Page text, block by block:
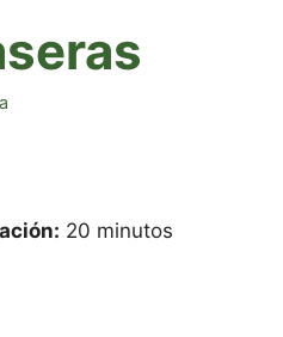
20 minutos